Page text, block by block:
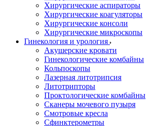
Хирургические аспираторы
Хирургические коагуляторы
Хирургические консоли
Хирургические микроскопы
Гинекология и урология
Акушерские кровати
Гинекологические комбайны
Кольпоскопы
Лазерная литотрипсия
Литотрипторы
Проктологические комбайны
Сканеры мочевого пузыря
Смотровые кресла
Сфинктерометры